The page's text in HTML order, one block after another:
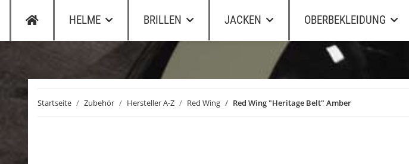
HELME BRILLEN JACKEN OBERBEKLEIDUNG
Startseite Zubehör Hersteller A-Z Red Wing Red Wing "Heritage Belt" Amber